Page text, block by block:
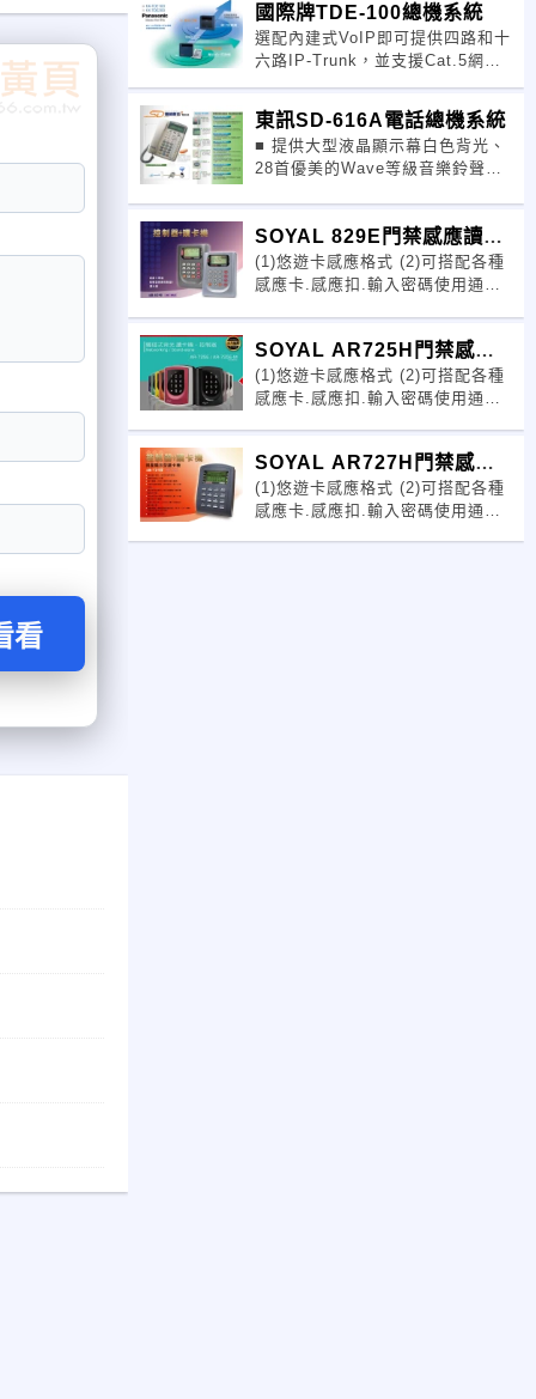
看
DECT無線機動性、網路電話及
CTI電腦電話整合功能，提升企業
的通訊效率和整體
國際牌TDE-100總機系統
選配內建式VoIP即可提供四路和十
六路IP-Trunk，並支援Cat.5網路
接至ip網路，溝通全世界。 寬頻網
際網路技術以徹底改革企業界。
Panasonic高性能企業通
東訊SD-616A電話總機系統
■ 提供大型液晶顯示幕白色背光、
28首優美的Wave等級音樂鈴聲、
光，內線來電閃翡翠綠光 分機可設
定內外線來電跟隨到其他分機、固
定的電話號碼
SOYAL 829E門禁感應讀卡
機
(1)悠遊卡感應格式 (2)可搭配各種
感應卡.感應扣.輸入密碼使用通行
許通行之不同進出門 (5)
SOYAL AR725H門禁感應
讀卡機
(1)悠遊卡感應格式 (2)可搭配各種
感應卡.感應扣.輸入密碼使用通行
許通行之不同進出門 (5)
SOYAL AR727H門禁感應
讀卡機
(1)悠遊卡感應格式 (2)可搭配各種
感應卡.感應扣.輸入密碼使用通行